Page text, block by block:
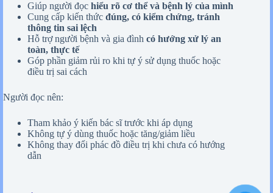
Giúp người đọc hiểu rõ cơ thể và bệnh lý của mình
Cung cấp kiến thức đúng, có kiểm chứng, tránh
thông tin sai lệch
Hỗ trợ người bệnh và gia đình có hướng xử lý an
toàn, thực tế
Góp phần giảm rủi ro khi tự ý sử dụng thuốc hoặc
điều trị sai cách
Người đọc nên:
Tham khảo ý kiến bác sĩ trước khi áp dụng
Không tự ý dùng thuốc hoặc tăng/giảm liều
Không thay đổi phác đồ điều trị khi chưa có hướng
dẫn